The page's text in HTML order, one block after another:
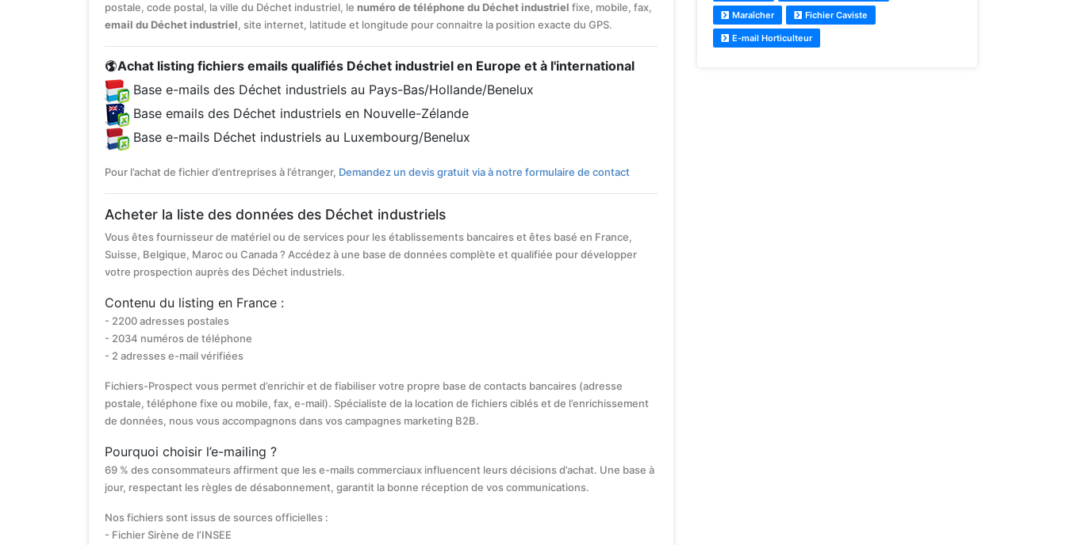
postale, code postal, la ville du Déchet industriel, le numéro de téléphone du Déchet industriel fixe, mobile, fax,
email du Déchet industriel, site internet, latitude et longitude pour connaitre la position exacte du GPS.
Achat listing fichiers emails qualifiés Déchet industriel en Europe et à l'international
Base e-mails des Déchet industriels au Pays-Bas/Hollande/Benelux
Base emails des Déchet industriels en Nouvelle-Zélande
Base e-mails Déchet industriels au Luxembourg/Benelux
Pour l’achat de fichier d’entreprises à l’étranger, Demandez un devis gratuit via à notre formulaire de contact
Acheter la liste des données des Déchet industriels
Vous êtes fournisseur de matériel ou de services pour les établissements bancaires et êtes basé en France,
Suisse, Belgique, Maroc ou Canada ? Accédez à une base de données complète et qualifiée pour développer
votre prospection auprès des Déchet industriels.
Contenu du listing en France :
- 2200 adresses postales
- 2034 numéros de téléphone
- 2 adresses e-mail vérifiées
Fichiers-Prospect vous permet d’enrichir et de fiabiliser votre propre base de contacts bancaires (adresse
postale, téléphone fixe ou mobile, fax, e-mail). Spécialiste de la location de fichiers ciblés et de l’enrichissement
de données, nous vous accompagnons dans vos campagnes marketing B2B.
Pourquoi choisir l’e-mailing ?
69 % des consommateurs affirment que les e-mails commerciaux influencent leurs décisions d’achat. Une base à
jour, respectant les règles de désabonnement, garantit la bonne réception de vos communications.
Nos fichiers sont issus de sources officielles :
- Fichier Sirène de l’INSEE
Maraîcher Fichier Caviste
E-mail Horticulteur